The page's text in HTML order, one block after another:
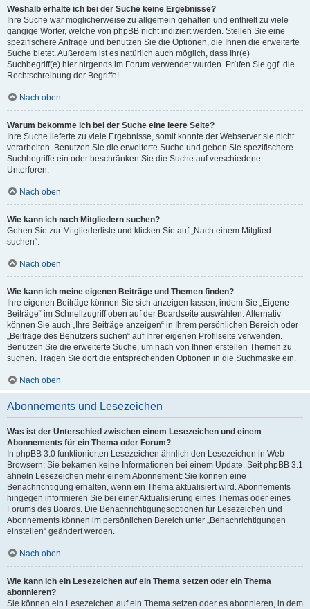
Weshalb erhalte ich bei der Suche keine Ergebnisse?
Ihre Suche war möglicherweise zu allgemein gehalten und enthielt zu viele
gängige Wörter, welche von phpBB nicht indiziert werden. Stellen Sie eine
spezifischere Anfrage und benutzen Sie die Optionen, die Ihnen die erweiterte
Suche bietet. Außerdem ist es natürlich auch möglich, dass Ihr(e)
Suchbegriff(e) hier nirgends im Forum verwendet wurden. Prüfen Sie ggf. die
Rechtschreibung der Begriffe!
Nach oben
Warum bekomme ich bei der Suche eine leere Seite?
Ihre Suche lieferte zu viele Ergebnisse, somit konnte der Webserver sie nicht
verarbeiten. Benutzen Sie die erweiterte Suche und geben Sie spezifischere
Suchbegriffe ein oder beschränken Sie die Suche auf verschiedene
Unterforen.
Nach oben
Wie kann ich nach Mitgliedern suchen?
Gehen Sie zur Mitgliederliste und klicken Sie auf „Nach einem Mitglied
suchen“.
Nach oben
Wie kann ich meine eigenen Beiträge und Themen finden?
Ihre eigenen Beiträge können Sie sich anzeigen lassen, indem Sie „Eigene
Beiträge“ im Schnellzugriff oben auf der Boardseite auswählen. Alternativ
können Sie auch „Ihre Beiträge anzeigen“ in Ihrem persönlichen Bereich oder
„Beiträge des Benutzers suchen“ auf Ihrer eigenen Profilseite verwenden.
Benutzen Sie die erweiterte Suche, um nach von Ihnen erstellen Themen zu
suchen. Tragen Sie dort die entsprechenden Optionen in die Suchmaske ein.
Nach oben
Abonnements und Lesezeichen
Was ist der Unterschied zwischen einem Lesezeichen und einem
Abonnements für ein Thema oder Forum?
In phpBB 3.0 funktionierten Lesezeichen ähnlich den Lesezeichen in Web-
Browsern: Sie bekamen keine Informationen bei einem Update. Seit phpBB 3.1
ähneln Lesezeichen mehr einem Abonnement: Sie können eine
Benachrichtigung erhalten, wenn ein Thema aktualisiert wird. Abonnements
hingegen informieren Sie bei einer Aktualisierung eines Themas oder eines
Forums des Boards. Die Benachrichtigungsoptionen für Lesezeichen und
Abonnements können im persönlichen Bereich unter „Benachrichtigungen
einstellen“ geändert werden.
Nach oben
Wie kann ich ein Lesezeichen auf ein Thema setzen oder ein Thema
abonnieren?
Sie können ein Lesezeichen auf ein Thema setzen oder es abonnieren, in dem